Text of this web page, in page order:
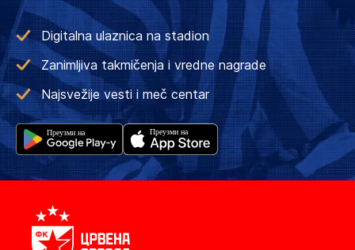
Digitalna ulaznica na stadion
Zanimljiva takmičenja i vredne nagrade
Najsvežije vesti i meč centar